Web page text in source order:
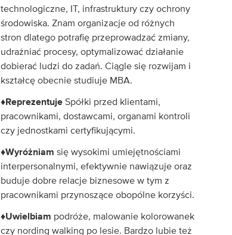
technologiczne, IT, infrastruktury czy ochrony
środowiska. Znam organizacje od różnych
stron dlatego potrafię przeprowadzać zmiany,
udrażniać procesy, optymalizować działanie
dobierać ludzi do zadań. Ciągle się rozwijam i
kształcę obecnie studiuje MBA.
♦Reprezentuje Spółki przed klientami,
pracownikami, dostawcami, organami kontroli
czy jednostkami certyfikującymi.
♦Wyróżniam się wysokimi umiejętnościami
interpersonalnymi, efektywnie nawiązuje oraz
buduje dobre relacje biznesowe w tym z
pracownikami przynoszące obopólne korzyści.
♦Uwielbiam podróże, malowanie kolorowanek
czy nording walking po lesie. Bardzo lubie też